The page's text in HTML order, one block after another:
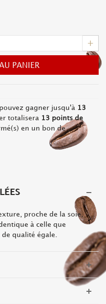
+
PANIER
gagner jusqu'à 13
totalisera 13 points de
en un bon de
proche de la soie,
à celle que
qualité égale.